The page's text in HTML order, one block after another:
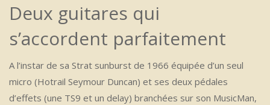
Deux guitares qui
s’accordent parfaitement
A l’instar de sa Strat sunburst de 1966 équipée d’un seul
micro (Hotrail Seymour Duncan) et ses deux pédales
d’effets (une TS9 et un delay) branchées sur son MusicMan,